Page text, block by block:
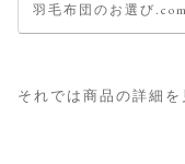
羽毛布団のお選び.com
それでは商品の詳細を